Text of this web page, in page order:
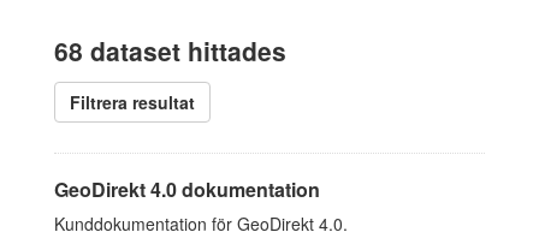
68 dataset hittades
Filtrera resultat
GeoDirekt 4.0 dokumentation
Kunddokumentation för GeoDirekt 4.0.